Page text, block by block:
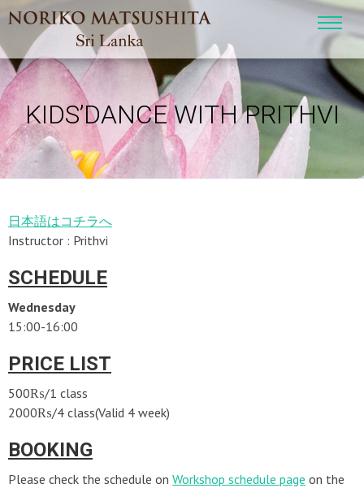
KIDS’DANCE WITH PRITHVI
日本語はコチラへ
Instructor : Prithvi
SCHEDULE
Wednesday
15:00-16:00
PRICE LIST
500₨/1 class
2000₨/4 class(Valid 4 week)
BOOKING
Please check the schedule on Workshop schedule page on the